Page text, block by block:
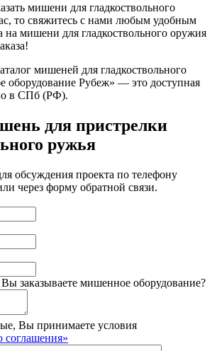
мишени для гладкоствольного
то свяжитесь с нами любым удобным
мишени для гладкоствольного оружия
мишеней для гладкоствольного
Рубеж» — это доступная
в СПб (РФ).
для пристрелки
ружья
обсуждения проекта по телефону
через форму обратной связи.
Вы заказываете мишенное оборудование?
Вы принимаете условия
соглашения»